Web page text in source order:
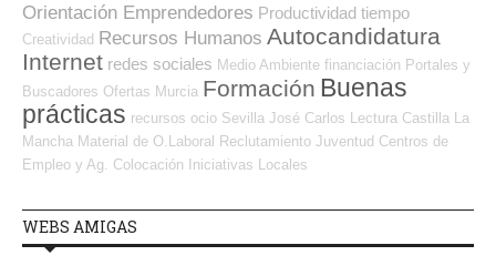
Orientación Emprendedores Productividad tiempo
Creatividad Recursos Humanos Autocandidatura
Internet redes sociales Medio Ambiente financiación Portales y
Buscadores Ofertas Murcia Formación Buenas
prácticas recursos ocio Sevilla José Carlos Lectura Castilla La
Mancha Material de O.Laboral Reclutamiento Juventud Centros de
Empleo y Ag. Colocación Iniciativas Locales
WEBS AMIGAS